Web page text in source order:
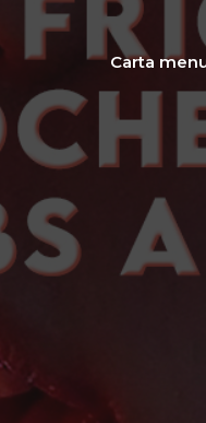
Carta